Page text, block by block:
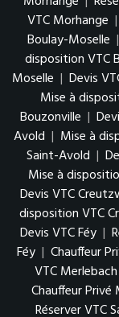
VTC Morhange |
Boulay-Moselle |
disposition VTC
Moselle | Devis
Mise à
Bouzonville |
Avold | Mise à
Saint-Avold |
Mise à
Devis VTC
disposition VTC
Devis VTC Féy |
Féy | Chauffeur
VTC Merlebach
Chauffeur Privé
Réserver VTC